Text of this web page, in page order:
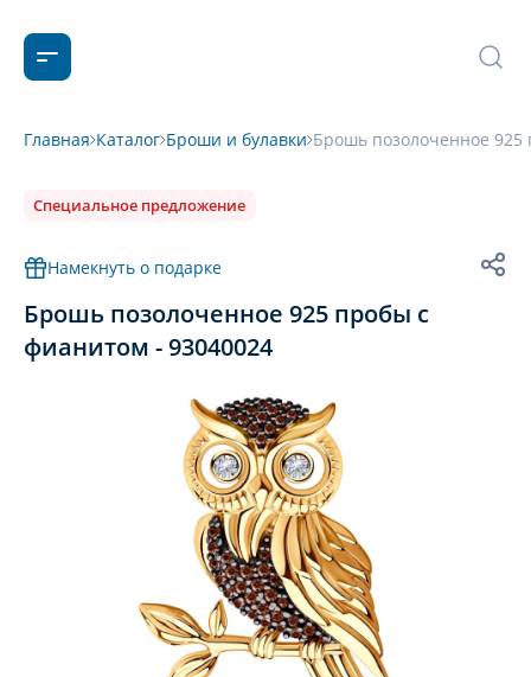
Главная Каталог Броши и булавки Брошь позолоченное
Специальное предложение
Намекнуть о подарке
Брошь позолоченное 925 пробы с
фианитом - 93040024